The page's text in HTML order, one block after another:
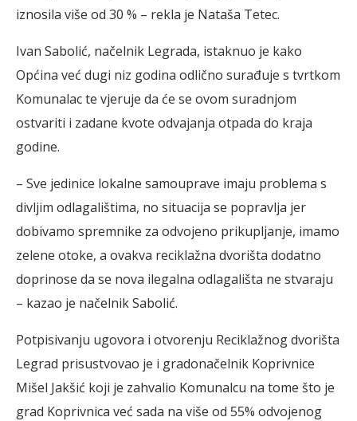
iznosila više od 30 % – rekla je Nataša Tetec.
Ivan Sabolić, načelnik Legrada, istaknuo je kako
Općina već dugi niz godina odlično surađuje s tvrtkom
Komunalac te vjeruje da će se ovom suradnjom
ostvariti i zadane kvote odvajanja otpada do kraja
godine.
– Sve jedinice lokalne samouprave imaju problema s
divljim odlagalištima, no situacija se popravlja jer
dobivamo spremnike za odvojeno prikupljanje, imamo
zelene otoke, a ovakva reciklažna dvorišta dodatno
doprinose da se nova ilegalna odlagališta ne stvaraju
– kazao je načelnik Sabolić.
Potpisivanju ugovora i otvorenju Reciklažnog dvorišta
Legrad prisustvovao je i gradonačelnik Koprivnice
Mišel Jakšić koji je zahvalio Komunalcu na tome što je
grad Koprivnica već sada na više od 55% odvojenog